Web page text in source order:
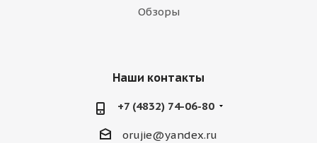
Обзоры
Наши контакты
+7 (4832) 74-06-80
orujie@yandex.ru